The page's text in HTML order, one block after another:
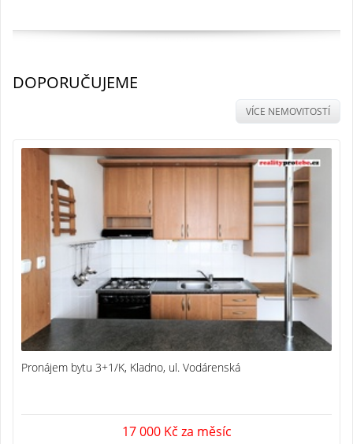
DOPORUČUJEME
VÍCE NEMOVITOSTÍ
Pronájem bytu 3+1/K, Kladno, ul. Vodárenská
17 000 Kč za měsíc